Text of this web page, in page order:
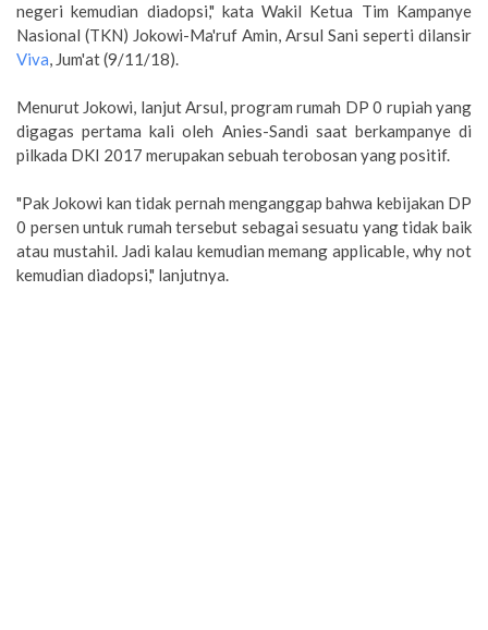
negeri kemudian diadopsi," kata Wakil Ketua Tim Kampanye
Nasional (TKN) Jokowi-Ma'ruf Amin, Arsul Sani seperti dilansir
Viva, Jum'at (9/11/18).
Menurut Jokowi, lanjut Arsul, program rumah DP 0 rupiah yang
digagas pertama kali oleh Anies-Sandi saat berkampanye di
pilkada DKI 2017 merupakan sebuah terobosan yang positif.
"Pak Jokowi kan tidak pernah menganggap bahwa kebijakan DP
0 persen untuk rumah tersebut sebagai sesuatu yang tidak baik
atau mustahil. Jadi kalau kemudian memang applicable, why not
kemudian diadopsi," lanjutnya.